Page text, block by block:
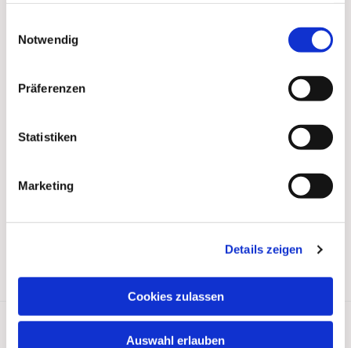
Notwendig
Präferenzen
Statistiken
Marketing
Details zeigen
Cookies zulassen
Auswahl erlauben